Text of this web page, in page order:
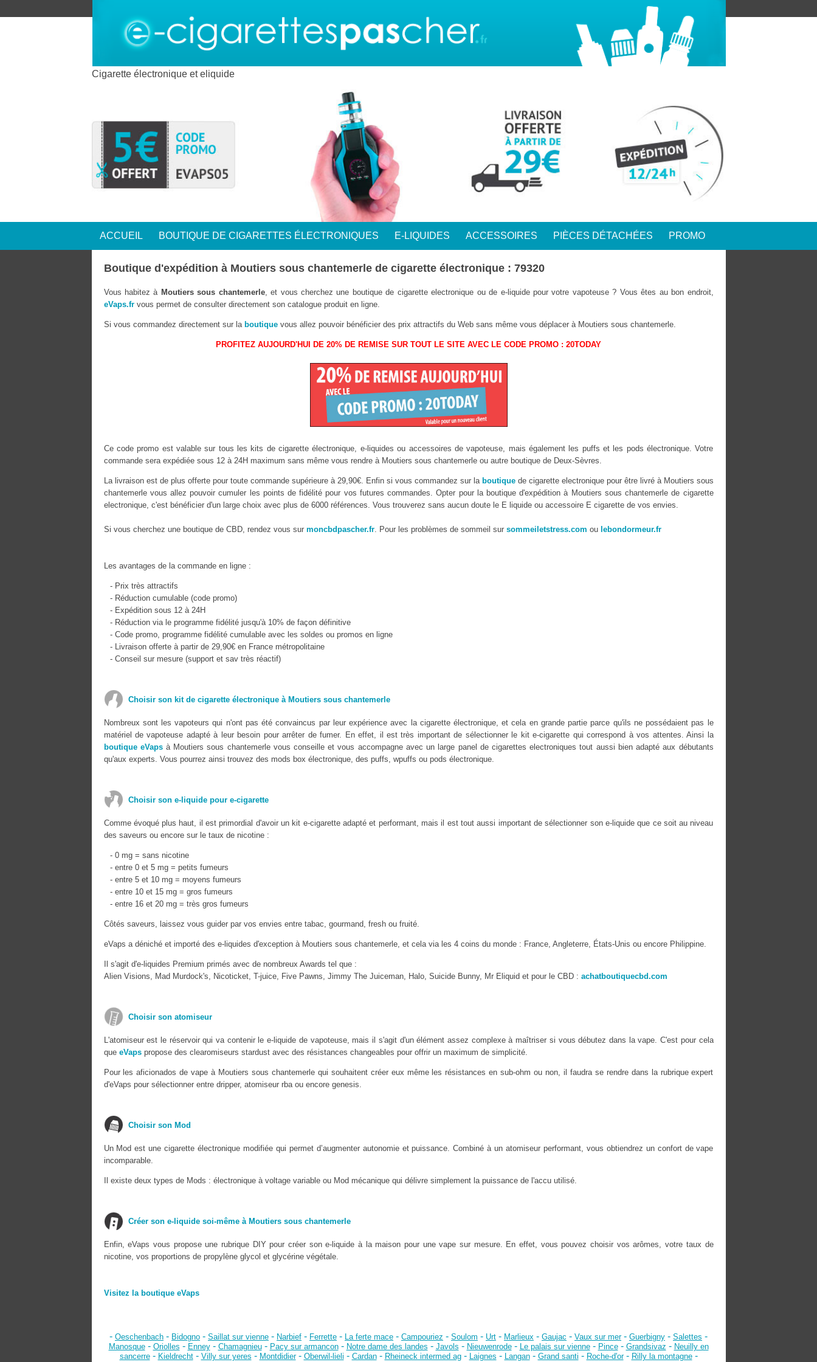
Cigarette électronique et eliquide
ACCUEIL BOUTIQUE DE CIGARETTES ÉLECTRONIQUES E-LIQUIDES ACCESSOIRES PIÈCES DÉTACHÉES PROMO
Boutique d'expédition à Moutiers sous chantemerle de cigarette électronique : 79320
Vous habitez à Moutiers sous chantemerle, et vous cherchez une boutique de cigarette electronique ou de e-liquide pour votre vapoteuse ? Vous êtes au bon endroit,
eVaps.frvous permet de consulter directement son catalogue produit en ligne.
Si vous commandez directement sur la boutiquevous allez pouvoir bénéficier des prix attractifs du Web sans même vous déplacer à Moutiers sous chantemerle.
PROFITEZ AUJOURD'HUI DE 20% DE REMISE SUR TOUT LE SITE AVEC LE CODE PROMO : 20TODAY
Ce code promo est valable sur tous les kits de cigarette électronique, e-liquides ou accessoires de vapoteuse, mais également les puffs et les pods électronique. Votre
commande sera expédiée sous 12 à 24H maximum sans même vous rendre à Moutiers sous chantemerle ou autre boutique de Deux-Sèvres.
La livraison est de plus offerte pour toute commande supérieure à 29,90€. Enfin si vous commandez sur la boutiquede cigarette electronique pour être livré à Moutiers sous
chantemerle vous allez pouvoir cumuler les points de fidélité pour vos futures commandes. Opter pour la boutique d'expédition à Moutiers sous chantemerle de cigarette
electronique, c'est bénéficier d'un large choix avec plus de 6000 références. Vous trouverez sans aucun doute le E liquide ou accessoire E cigarette de vos envies.
Si vous cherchez une boutique de CBD, rendez vous sur moncbdpascher.fr. Pour les problèmes de sommeil sur sommeiletstress.com ou lebondormeur.fr
Les avantages de la commande en ligne :
- Prix très attractifs
- Réduction cumulable (code promo)
- Expédition sous 12 à 24H
- Réduction via le programme fidélité jusqu'à 10% de façon définitive
- Code promo, programme fidélité cumulable avec les soldes ou promos en ligne
- Livraison offerte à partir de 29,90€ en France métropolitaine
- Conseil sur mesure (support et sav très réactif)
Choisir son kit de cigarette électronique à Moutiers sous chantemerle
Nombreux sont les vapoteurs qui n'ont pas été convaincus par leur expérience avec la cigarette électronique, et cela en grande partie parce qu'ils ne possédaient pas le
matériel de vapoteuse adapté à leur besoin pour arrêter de fumer. En effet, il est très important de sélectionner le kit e-cigarette qui correspond à vos attentes. Ainsi la
boutique eVapsà Moutiers sous chantemerle vous conseille et vous accompagne avec un large panel de cigarettes electroniques tout aussi bien adapté aux débutants
qu'aux experts. Vous pourrez ainsi trouvez des mods box électronique, des puffs, wpuffs ou pods électronique.
Choisir son e-liquide pour e-cigarette
Comme évoqué plus haut, il est primordial d'avoir un kit e-cigarette adapté et performant, mais il est tout aussi important de sélectionner son e-liquide que ce soit au niveau
des saveurs ou encore sur le taux de nicotine :
- 0 mg = sans nicotine
- entre 0 et 5 mg = petits fumeurs
- entre 5 et 10 mg = moyens fumeurs
- entre 10 et 15 mg = gros fumeurs
- entre 16 et 20 mg = très gros fumeurs
Côtés saveurs, laissez vous guider par vos envies entre tabac, gourmand, fresh ou fruité.
eVaps a déniché et importé des e-liquides d'exception à Moutiers sous chantemerle, et cela via les 4 coins du monde : France, Angleterre, États-Unis ou encore Philippine.
Il s'agit d'e-liquides Premium primés avec de nombreux Awards tel que :
Alien Visions, Mad Murdock's, Nicoticket, T-juice, Five Pawns, Jimmy The Juiceman, Halo, Suicide Bunny, Mr Eliquid et pour le CBD : achatboutiquecbd.com
Choisir son atomiseur
L'atomiseur est le réservoir qui va contenir le e-liquide de vapoteuse, mais il s'agit d'un élément assez complexe à maîtriser si vous débutez dans la vape. C'est pour cela
que eVapspropose des clearomiseurs stardust avec des résistances changeables pour offrir un maximum de simplicité.
Pour les aficionados de vape à Moutiers sous chantemerle qui souhaitent créer eux même les résistances en sub-ohm ou non, il faudra se rendre dans la rubrique expert
d'eVaps pour sélectionner entre dripper, atomiseur rba ou encore genesis.
Choisir son Mod
Un Mod est une cigarette électronique modifiée qui permet d’augmenter autonomie et puissance. Combiné à un atomiseur performant, vous obtiendrez un confort de vape
incomparable.
Il existe deux types de Mods : électronique à voltage variable ou Mod mécanique qui délivre simplement la puissance de l'accu utilisé.
Créer son e-liquide soi-même à Moutiers sous chantemerle
Enfin, eVaps vous propose une rubrique DIY pour créer son e-liquide à la maison pour une vape sur mesure. En effet, vous pouvez choisir vos arômes, votre taux de
nicotine, vos proportions de propylène glycol et glycérine végétale.
Visitez la boutique eVaps
- Oeschenbach - Bidogno - Saillat sur vienne - Narbief - Ferrette - La ferte mace - Campouriez - Soulom - Urt - Marlieux - Gaujac - Vaux sur mer- Guerbigny - Salettes -
Manosque- Oriolles - Enney- Chamagnieu- Pacy sur armancon- Notre dame des landes - Javols - Nieuwenrode- Le palais sur vienne- Pince- Grandsivaz - Neuilly en
sancerre- Kieldrecht- Villy sur yeres - Montdidier- Oberwil-lieli - Cardan- Rheineck intermed ag- Laignes - Langan- Grand santi - Roche-d'or- Rilly la montagne-